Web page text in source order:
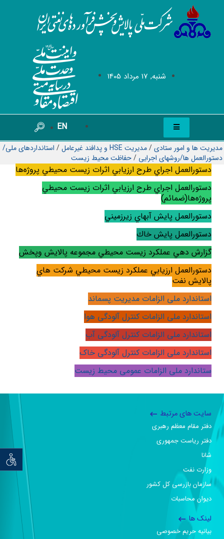
شنبه, 17 مرداد 1405
EN
توان
مدیریت ها و امور ستادی/مدیریت HSE و پدافند غیرعامل / استانداردهای ملی/
دستورالعمل ها/روشهای اجرایی /حفاظت محیط زیست
دستورالعمل اجراي طرح ارزيابي اثرات زيست محيطي پروژه‌ها
دستورالعمل اجراي طرح ارزيابي اثرات زيست محيطي
پروژه‌ها(ضمائم)
دستورالعمل پايش آبهاي زيرزميني
دستورالعمل پايش خاك
گزارش دهي عملكرد زيست محيطي مجموعه پالايش وپخش
دستورالعمل ارزيابي عملكرد زيست محيطي شركت هاي
پالايش نفت
استاندارد ملی الزامات مدیریت پسماند
استاندارد ملی الزامات کنترل آلودگی هوا
استاندارد ملی الزامات کنترل آلودگی آب
استاندارد ملی الزامات کنترل آلودگی خاک
ستاندارد ملی الزامات عمومی محیط زیست
سایت های مرتبط
دفتر مقام معظم رهبری
دفتر ریاست جمهوری
شانا
وزارت نفت
سازمان بازرسی کل کشور
دیوان محاسبات
لینک ها
بیانیه حریم خصوصی